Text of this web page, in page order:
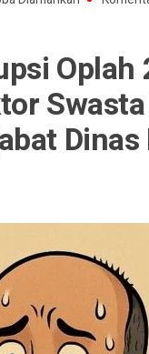
Oplah